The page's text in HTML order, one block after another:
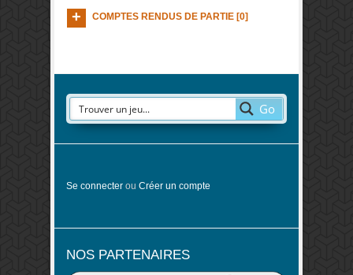
COMPTES RENDUS DE PARTIE [0]
Go
Se connecter ou Créer un compte
NOS PARTENAIRES